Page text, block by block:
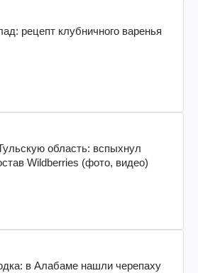
рецепт клубничного варенья
область: вспыхнул
Wildberries (фото, видео)
в Алабаме нашли черепаху